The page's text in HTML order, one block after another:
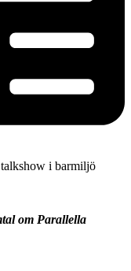
i barmiljö
om Parallella